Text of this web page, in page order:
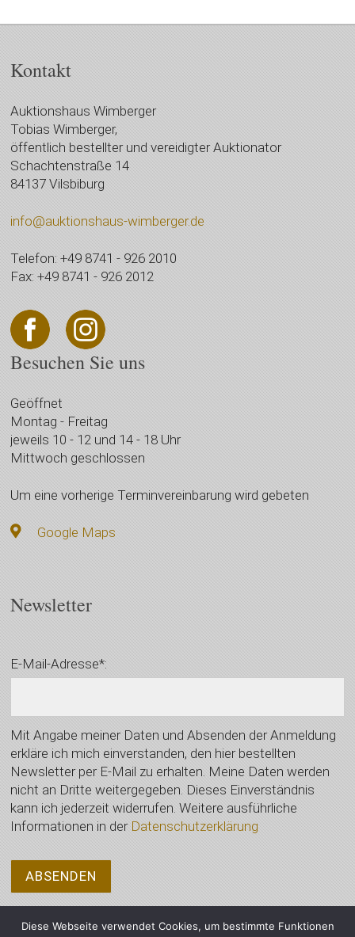
Kontakt
Auktionshaus Wimberger
Tobias Wimberger,
öffentlich bestellter und vereidigter Auktionator
Schachtenstraße 14
84137 Vilsbiburg
info@auktionshaus-wimberger.de
Telefon: +49 8741 - 926 2010
Fax: +49 8741 - 926 2012
Besuchen Sie uns
Geöffnet
Montag - Freitag
jeweils 10 - 12 und 14 - 18 Uhr
Mittwoch geschlossen
Um eine vorherige Terminvereinbarung wird gebeten
Google Maps
Newsletter
E-Mail-Adresse*:
Mit Angabe meiner Daten und Absenden der Anmeldung
erkläre ich mich einverstanden, den hier bestellten
Newsletter per E-Mail zu erhalten. Meine Daten werden
nicht an Dritte weitergegeben. Dieses Einverständnis
kann ich jederzeit widerrufen. Weitere ausführliche
Informationen in der Datenschutzerklärung
Diese Webseite verwendet Cookies, um bestimmte Funktionen